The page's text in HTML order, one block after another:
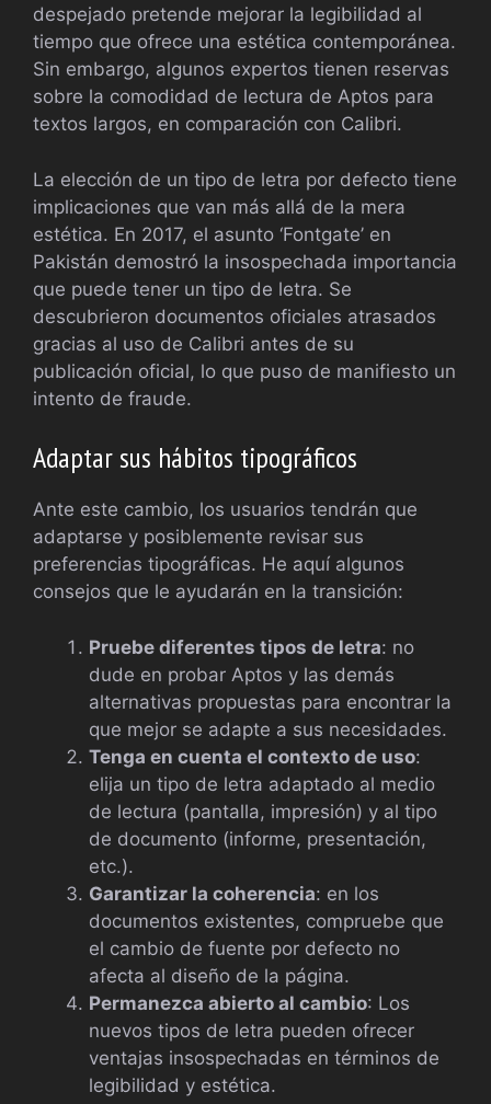
despejado pretende mejorar la legibilidad al
tiempo que ofrece una estética contemporánea.
Sin embargo, algunos expertos tienen reservas
sobre la comodidad de lectura de Aptos para
textos largos, en comparación con Calibri.
La elección de un tipo de letra por defecto tiene
implicaciones que van más allá de la mera
estética. En 2017, el asunto ‘Fontgate’ en
Pakistán demostró la insospechada importancia
que puede tener un tipo de letra. Se
descubrieron documentos oficiales atrasados
gracias al uso de Calibri antes de su
publicación oficial, lo que puso de manifiesto un
intento de fraude.
Adaptar sus hábitos tipográficos
Ante este cambio, los usuarios tendrán que
adaptarse y posiblemente revisar sus
preferencias tipográficas. He aquí algunos
consejos que le ayudarán en la transición:
Pruebe diferentes tipos de letra: no
dude en probar Aptos y las demás
alternativas propuestas para encontrar la
que mejor se adapte a sus necesidades.
Tenga en cuenta el contexto de uso:
elija un tipo de letra adaptado al medio
de lectura (pantalla, impresión) y al tipo
de documento (informe, presentación,
etc.).
Garantizar la coherencia: en los
documentos existentes, compruebe que
el cambio de fuente por defecto no
afecta al diseño de la página.
Permanezca abierto al cambio: Los
nuevos tipos de letra pueden ofrecer
ventajas insospechadas en términos de
legibilidad y estética.